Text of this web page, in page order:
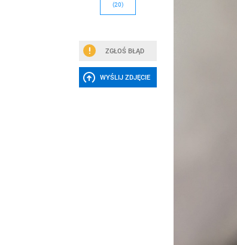
(20)
ZGŁOŚ BŁĄD
WYŚLIJ ZDJĘCIE